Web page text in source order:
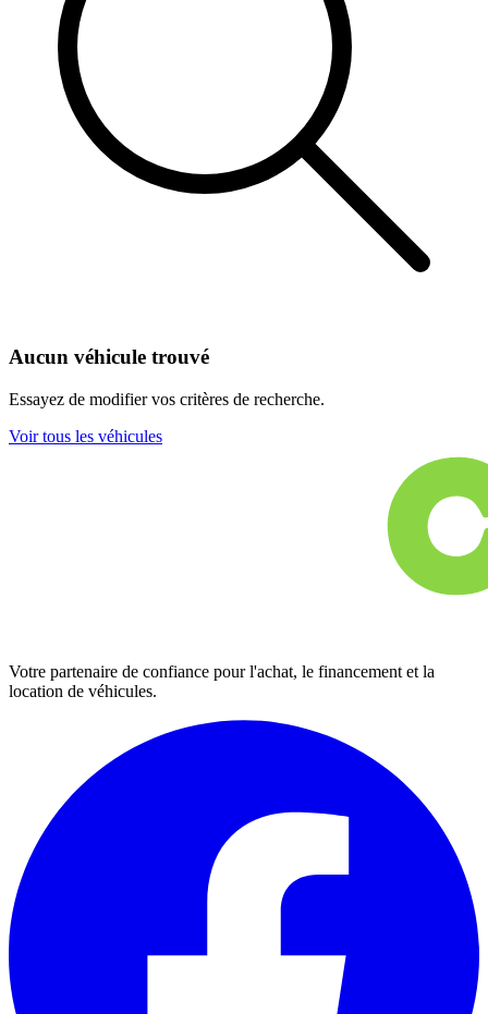
Aucun véhicule trouvé
Essayez de modifier vos critères de recherche.
Voir tous les véhicules
Votre partenaire de confiance pour l'achat, le financement et la
location de véhicules.